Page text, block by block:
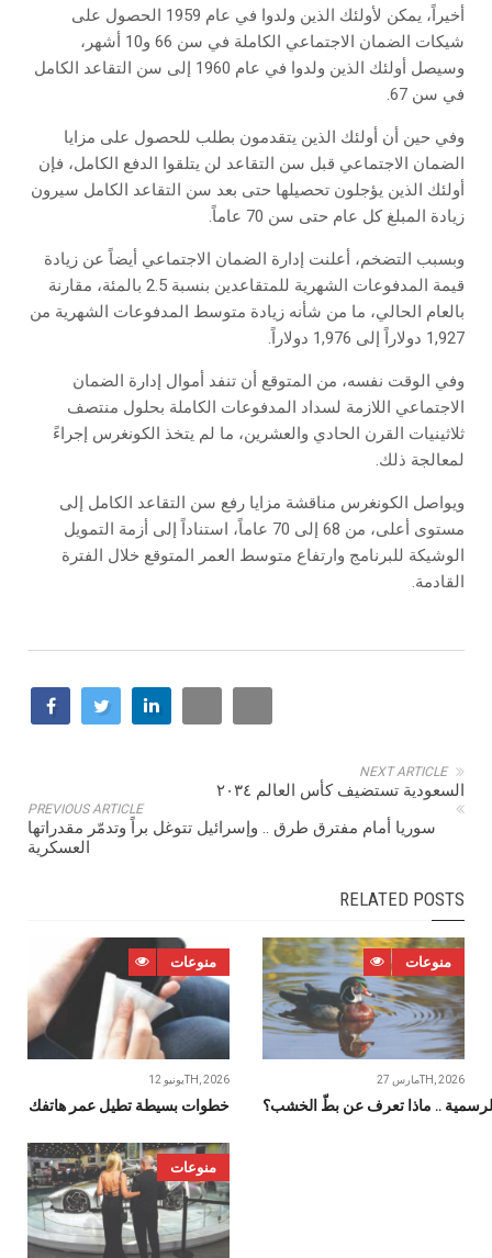
أخيراً، يمكن لأولئك الذين ولدوا في عام 1959 الحصول على
شيكات الضمان الاجتماعي الكاملة في سن 66 و10 أشهر،
وسيصل أولئك الذين ولدوا في عام 1960 إلى سن التقاعد الكامل
في سن 67.
وفي حين أن أولئك الذين يتقدمون بطلب للحصول على مزايا
الضمان الاجتماعي قبل سن التقاعد لن يتلقوا الدفع الكامل، فإن
أولئك الذين يؤجلون تحصيلها حتى بعد سن التقاعد الكامل سيرون
زيادة المبلغ كل عام حتى سن 70 عاماً.
وبسبب التضخم، أعلنت إدارة الضمان الاجتماعي أيضاً عن زيادة
قيمة المدفوعات الشهرية للمتقاعدين بنسبة 2.5 بالمئة، مقارنة
بالعام الحالي، ما من شأنه زيادة متوسط ​​المدفوعات الشهرية من
1,927 دولاراً إلى 1,976 دولاراً.
وفي الوقت نفسه، من المتوقع أن تنفد أموال إدارة الضمان
الاجتماعي اللازمة لسداد المدفوعات الكاملة بحلول منتصف
ثلاثينيات القرن الحادي والعشرين، ما لم يتخذ الكونغرس إجراءً
لمعالجة ذلك.
ويواصل الكونغرس مناقشة مزايا رفع سن التقاعد الكامل إلى
مستوى أعلى، من 68 إلى 70 عاماً، استناداً إلى أزمة التمويل
الوشيكة للبرنامج وارتفاع متوسط ​​العمر المتوقع خلال الفترة
القادمة.
NEXT ARTICLE
السعودية تستضيف كأس العالم ٢٠٣٤
PREVIOUS ARTICLE
سوريا أمام مفترق طرق .. وإسرائيل تتوغل براً وتدمّر مقدراتها
العسكرية
RELATED POSTS
منوعات
يونيو 12TH, 2026
خطوات‭ ‬بسيطة‭ ‬تطيل‭ ‬عمر‭ ‬هاتفك
منوعات
مارس 27TH, 2026
.. ماذا تعرف عن بطّ الخشب؟
منوعات